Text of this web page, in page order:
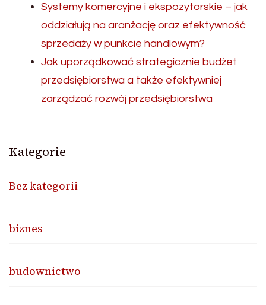
Systemy komercyjne i ekspozytorskie – jak
oddziałują na aranżację oraz efektywność
sprzedaży w punkcie handlowym?
Jak uporządkować strategicznie budżet
przedsiębiorstwa a także efektywniej
zarządzać rozwój przedsiębiorstwa
Kategorie
Bez kategorii
biznes
budownictwo